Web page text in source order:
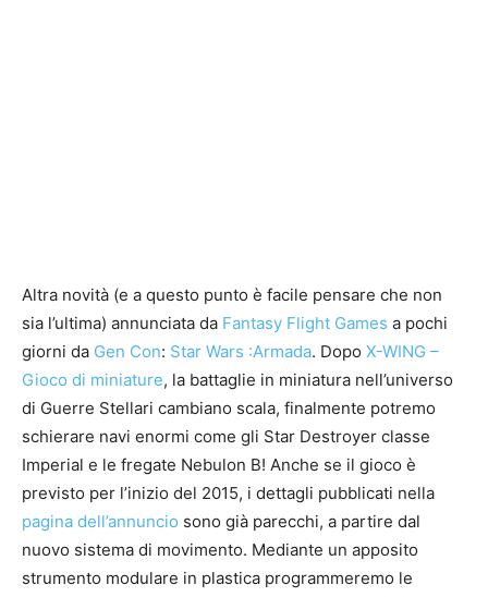
Altra novità (e a questo punto è facile pensare che non
sia l’ultima) annunciata da Fantasy Flight Games a pochi
giorni da Gen Con: Star Wars :Armada. Dopo X-WING –
Gioco di miniature, la battaglie in miniatura nell’universo
di Guerre Stellari cambiano scala, finalmente potremo
schierare navi enormi come gli Star Destroyer classe
Imperial e le fregate Nebulon B! Anche se il gioco è
previsto per l’inizio del 2015, i dettagli pubblicati nella
pagina dell’annuncio sono già parecchi, a partire dal
nuovo sistema di movimento. Mediante un apposito
strumento modulare in plastica programmeremo le